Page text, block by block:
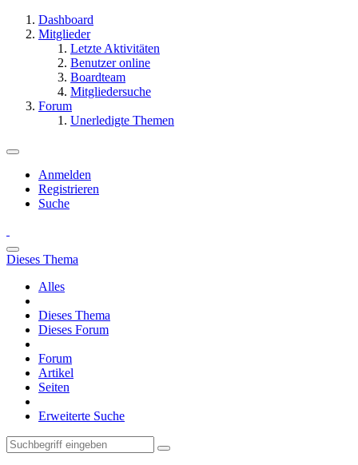
Dashboard
Mitglieder
Letzte Aktivitäten
Benutzer online
Boardteam
Mitgliedersuche
Forum
Unerledigte Themen
Anmelden
Registrieren
Suche
Dieses Thema
Alles
Dieses Thema
Dieses Forum
Forum
Artikel
Seiten
Erweiterte Suche